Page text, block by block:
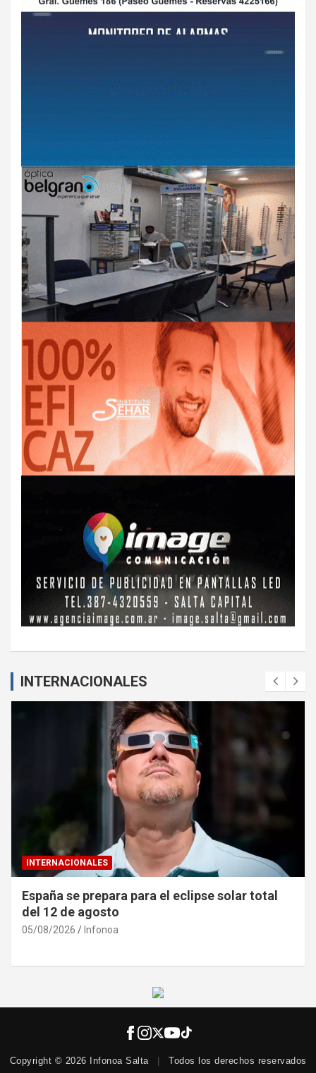
INTERNACIONALES
INTERNACIONALES
España se prepara para el eclipse solar total
del 12 de agosto
05/08/2026 Infonoa
Copyright © 2026 Infonoa Salta Todos los derechos reservados